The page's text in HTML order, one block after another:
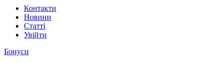
Контакти
Новини
Статті
Увійти
Бонуси